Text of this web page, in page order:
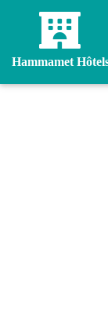
Hammamet